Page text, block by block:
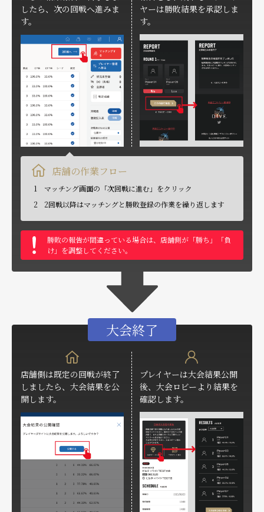
したら、次の回戦へ進みま
す。
ヤーは勝敗結果を承認しま
す。
店舗の作業フロー
1
マッチング画面の「次回戦に進む」をクリック
2
2回戦以降はマッチングと勝敗登録の作業を繰り返します
勝敗の報告が間違っている場合は、店舗側が「勝ち」「負
け」を調整してください。
大会終了
店舗側は既定の回戦が終了
しましたら、大会結果を公
開します。
プレイヤーは大会結果公開
後、大会ロビーより結果を
確認します。